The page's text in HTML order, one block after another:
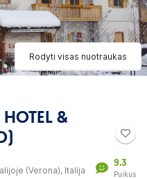
Rodyti visas nuotraukas
&
(Verona), Italija
9.3
Puikus